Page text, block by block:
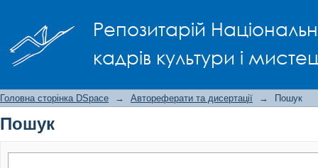
Репозитарій
кадрів культури і
Головна сторінка DSpace → Автореферати та дисертації → Пошук
Пошук